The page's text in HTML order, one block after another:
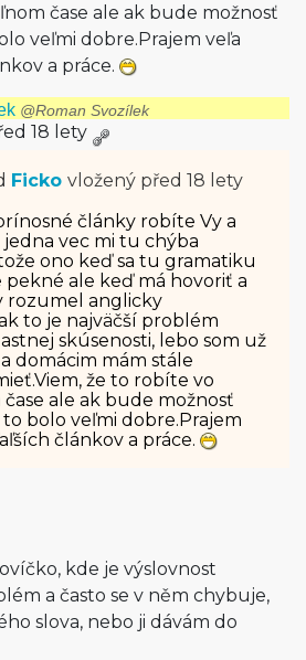
čase ale ak bude možnosť
veľmi dobre.Prajem veľa
a práce.
@Roman Svozílek
18 lety
Ficko vložený před 18 lety
články robíte Vy a
vec mi tu chýba
ono keď sa tu gramatiku
ale keď má hovoriť a
rozumel anglicky
to je najväčší problém
skúsenosti, lebo som už
domácim mám stále
že to robíte vo
ale ak bude možnosť
to bolo veľmi dobre.Prajem
článkov a práce.
kde je výslovnost
a často se v něm chybuje,
slova, nebo ji dávám do